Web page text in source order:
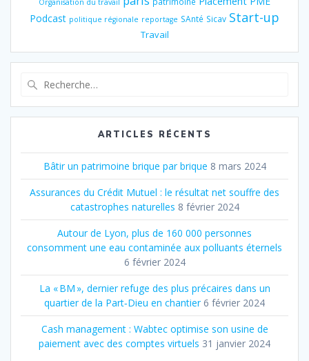
Organisation du travail
Podcast politique régionale reportage SAnté Sicav Start-up
Travail
:
ARTICLES RÉCENTS
Bâtir un patrimoine brique par brique 8 mars 2024
Assurances du Crédit Mutuel : le résultat net souffre des
catastrophes naturelles 8 février 2024
Autour de Lyon, plus de 160 000 personnes
consomment une eau contaminée aux polluants éternels
6 février 2024
La « BM », dernier refuge des plus précaires dans un
quartier de la Part‐Dieu en chantier 6 février 2024
Cash management : Wabtec optimise son usine de
paiement avec des comptes virtuels 31 janvier 2024